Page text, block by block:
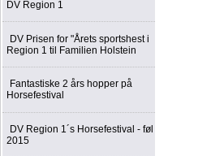
DV Region 1
DV Prisen for "Årets sportshest i
Region 1 til Familien Holstein
Fantastiske 2 års hopper på
Horsefestival
DV Region 1´s Horsefestival - føl
2015